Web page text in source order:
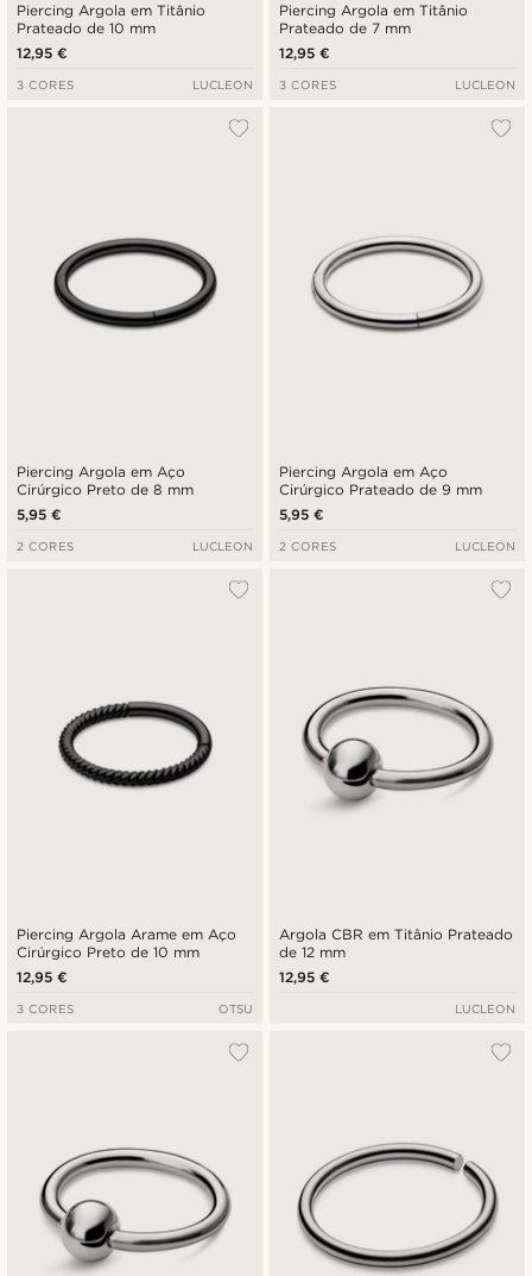
Piercing Argola em Titânio
Prateado de 10 mm
12,95 €
3 CORES LUCLEON
Piercing Argola em Titânio
Prateado de 7 mm
12,95 €
3 CORES LUCLEON
Piercing Argola em Aço
Cirúrgico Preto de 8 mm
5,95 €
2 CORES LUCLEON
Piercing Argola em Aço
Cirúrgico Prateado de 9 mm
5,95 €
2 CORES LUCLEON
Piercing Argola Arame em Aço
Cirúrgico Preto de 10 mm
12,95 €
3 CORES OTSU
Argola CBR em Titânio Prateado
de 12 mm
12,95 €
LUCLEON